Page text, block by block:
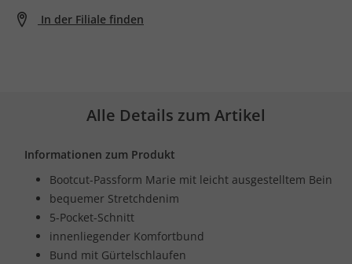
In der Filiale finden
Alle Details zum Artikel
Informationen zum Produkt
Bootcut-Passform Marie mit leicht ausgestelltem Bein
bequemer Stretchdenim
5-Pocket-Schnitt
innenliegender Komfortbund
Bund mit Gürtelschlaufen